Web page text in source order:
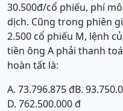
30.500đ/cổ phiếu, phí
dịch. Cũng trong phiên
2.500 cổ phiếu M, lệnh
tiền ông A phải thanh
hoàn tất là:
A. 73.796.875 đB.
D. 762.500.000 đ